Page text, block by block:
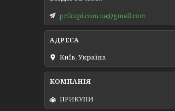
prikupi.com.ua@gmail.com
Київ, Україна
ПРИКУПИ